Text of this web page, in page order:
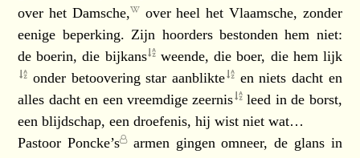
over het Damsche,
over heel het Vlaamsche, zonder
eenige beperking. Zijn hoorders bestonden hem niet:
de boerin, die bijkans weende, die boer, die hem lijk
onder betoovering star aanblikte en niets dacht en
alles dacht en een vreemdigezeernis
leed in de borst,
een blijdschap, een droefenis, hij wist niet wat…
Pastoor Poncke’s armen gingen omneer, de glans in